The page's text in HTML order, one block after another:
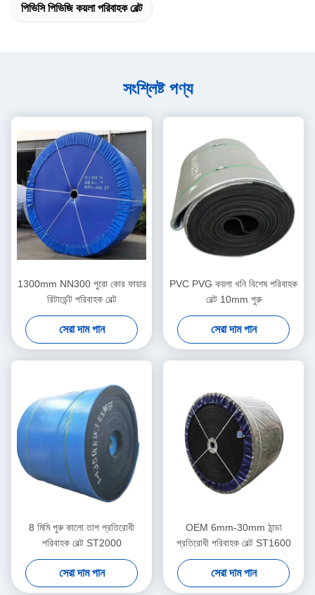
পিভিসি পিভিজি কয়লা পরিবাহক বেল্ট
সংশ্লিষ্ট পণ্য
1300mm NN300 পুরো কোর ফায়ার
রিটার্ডেন্ট পরিবাহক বেল্ট
সেরা দাম পান
PVC PVG কয়লা খনি বিশেষ পরিবাহক
বেল্ট 10mm পুরু
সেরা দাম পান
8 মিমি পুরু কালো তাপ প্রতিরোধী
পরিবাহক বেল্ট ST2000
সেরা দাম পান
OEM 6mm-30mm ঠান্ডা
প্রতিরোধী পরিবাহক বেল্ট ST1600
সেরা দাম পান